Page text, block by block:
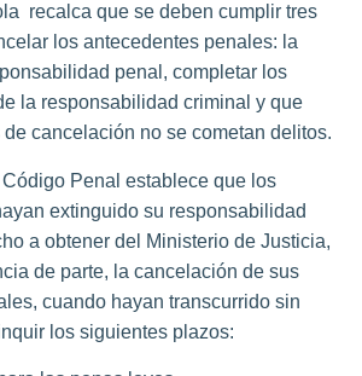
recalca que se deben cumplir tres
los antecedentes penales: la
penal, completar los
la responsabilidad criminal y que
cancelación no se cometan delitos.
Penal establece que los
extinguido su responsabilidad
a obtener del Ministerio de Justicia,
de parte, la cancelación de sus
cuando hayan transcurrido sin
los siguientes plazos: